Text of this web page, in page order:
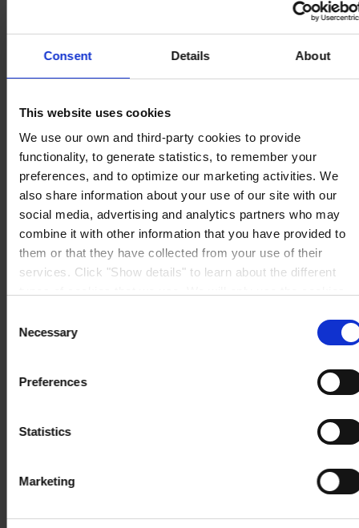
Consent Details About
This website uses cookies
We use our own and third-party cookies to provide
functionality, to generate statistics, to remember your
preferences, and to optimize our marketing activities. We
also share information about your use of our site with our
social media, advertising and analytics partners who may
combine it with other information that you have provided to
them or that they have collected from your use of their
services. Click "Show details" to learn about the different
cookies after having received your consent. You may
withdraw your consent at any time by using the link in our
. If you would like to know more how we
process your personal data, please visit our
Selection
Necessary
Preferences
Statistics
Marketing
Fax:+351 212 352 292